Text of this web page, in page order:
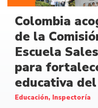
Colombia
de la
Escuela
para
educativa
Educación, Inspectoría